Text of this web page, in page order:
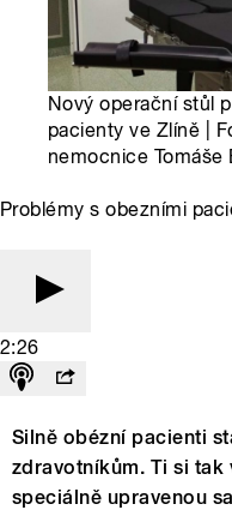
Nový operační stůl
pacienty ve Zlíně |
nemocnice Tomáše
Problémy s obezními
2:26
Silně obézní pacienti
zdravotníkům. Ti si
speciálně upravenou